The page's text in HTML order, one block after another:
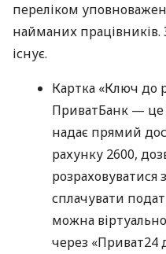
переліком
найманих
існує.
Картка «Ключ до
ПриватБанк —
надає прямий
рахунку 2600,
розраховуватися
сплачувати
можна
через «Приват24